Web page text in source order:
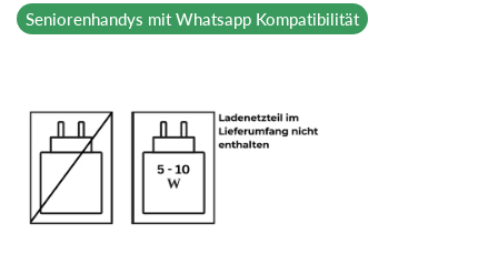
Seniorenhandys mit Whatsapp Kompatibilität